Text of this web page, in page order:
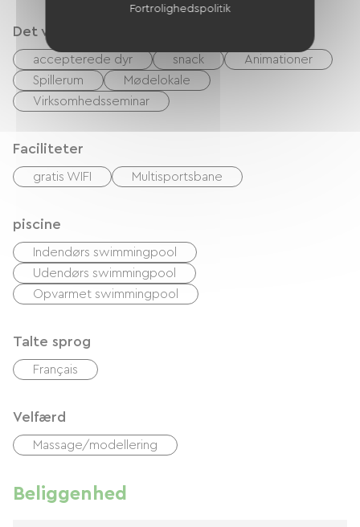
Det vi er gode til
accepterede dyr snack
Animationer
Spillerum
Mødelokale
Virksomhedsseminar
Faciliteter
gratis WIFI Multisportsbane
piscine
Indendørs swimmingpool
Udendørs swimmingpool
Opvarmet swimmingpool
Talte sprog
Français
Velfærd
Massage/modellering
Beliggenhed
Fortrolighedspolitik